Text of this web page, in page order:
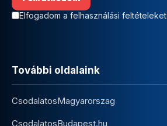
Elfogadom a felhasználási feltételeket
További oldalaink
CsodalatosMagyarorszag
CsodalatosBudapest.hu